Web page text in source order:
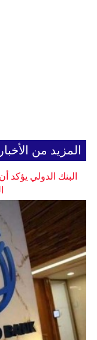
المزيد من الأخبار
البنك الدولي يؤكد